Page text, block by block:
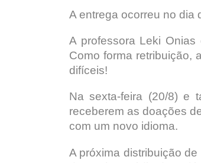
A entrega ocorreu no dia
A professora Leki
Como forma retribuição,
difíceis!
Na sexta-feira (20/8) e
receberem as doações
com um novo idioma.
A próxima distribuição